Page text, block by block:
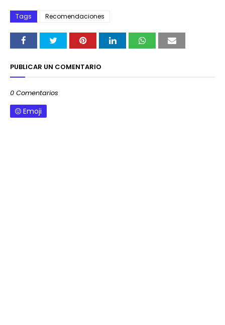
Tags Recomendaciones
PUBLICAR UN COMENTARIO
0 Comentarios
Emoji